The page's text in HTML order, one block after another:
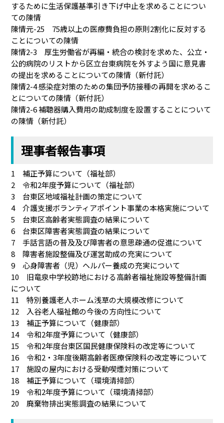
するために生活保護基準引き下げ中止を求めることについ
ての陳情
陳情元-25 75歳以上の医療費負担の原則2割化に反対する
ことについての陳情
陳情2-3 厚生労働省が再編・統合の検討を求めた、公立・
公的病院のリストから区立台東病院を外すよう国に意見書
の提出を求めることについての陳情（新付託）
陳情2-4 感染症対策のための集団予防接種の再開を求めるこ
とについての陳情（新付託）
陳情2-6 補聴器購入費用の助成制度を設置することについて
の陳情（新付託）
理事者報告事項
1 補正予算について（福祉部）
2 令和2年度予算について（福祉部）
3 台東区地域福祉計画の策定について
4 介護支援ボランティアポイント事業の本格実施について
5 台東区高齢者実態調査の結果について
6 台東区障害者実態調査の結果について
7 手話言語の普及及び障害者の意思疎通の促進について
8 障害者施設整備及び運営助成の充実について
9 心身障害者（児）ヘルパー養成の充実について
10 旧竜泉中学校跡地における高齢者福祉施設等整備計画
について
11 特別養護老人ホーム浅草の大規模改修について
12 入谷老人福祉館の今後の方向性について
13 補正予算について（健康部）
14 令和2年度予算について（健康部）
15 令和2年度台東区国民健康保険料の改定等について
16 令和2・3年度後期高齢者医療保険料の改定等について
17 施設の屋内における受動喫煙対策について
18 補正予算について（環境清掃部）
19 令和2年度予算について（環境清掃部）
20 廃棄物排出実態調査の結果について